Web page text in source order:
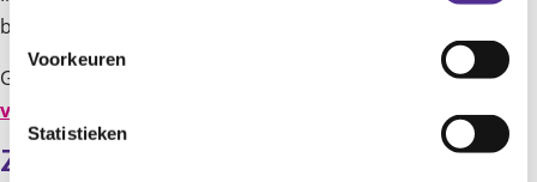
Voorkeuren
Statistieken
babysignalen:
Ga naar
v=VfaEhaFYjKQ
Zijn de signalen van te vroeg